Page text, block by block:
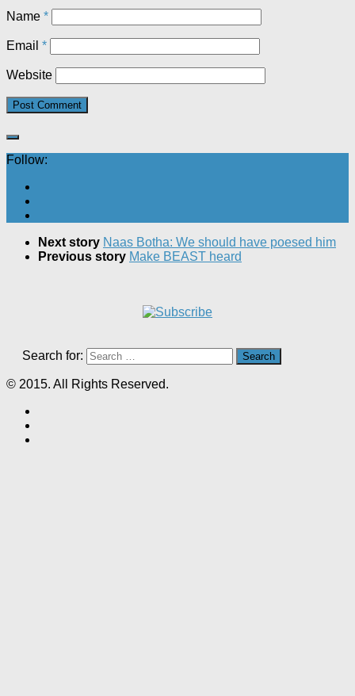
Name *
Email *
Website
Follow:
Next story Naas Botha: We should have poesed him
Previous story Make BEAST heard
Search for:
© 2015. All Rights Reserved.